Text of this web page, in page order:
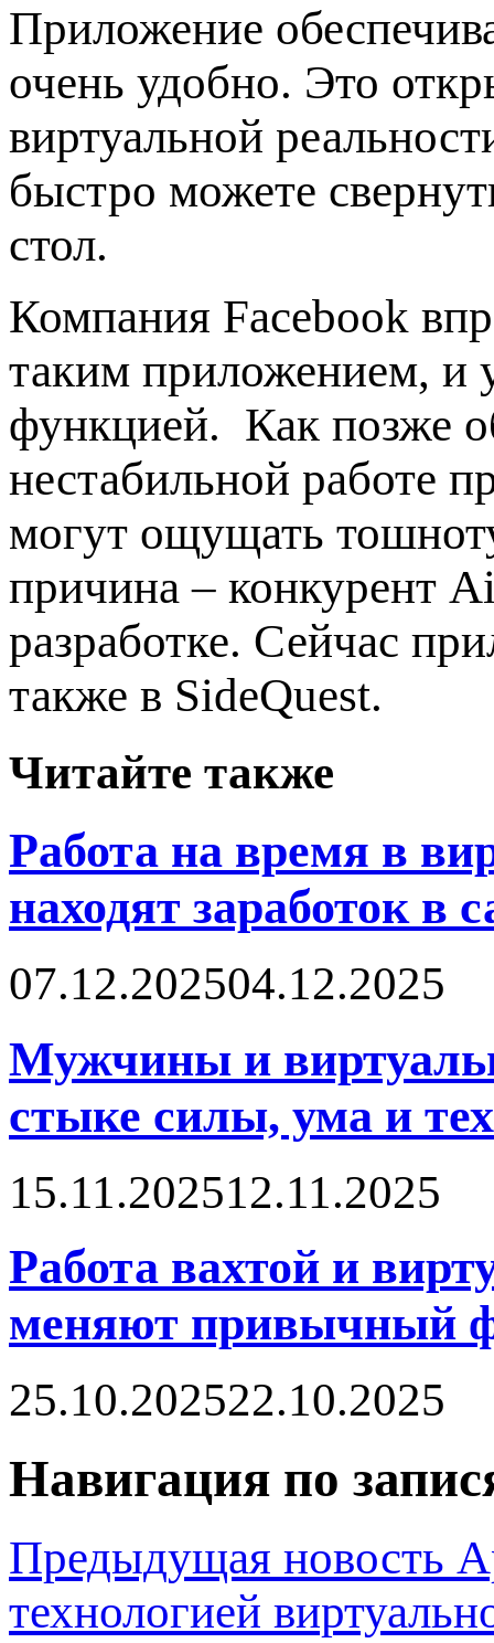
Приложение
очень удобно. Это
виртуальной
быстро можете
стол.
Компания Facebook
таким приложением, и
функцией. Как позже
нестабильной работе
могут ощущать
причина – конкурент
разработке. Сейчас
также в SideQuest.
Читайте также
Работа на время в
находят заработок в
07.12.202504.12.2025
Мужчины и
стыке силы, ума и
15.11.202512.11.2025
Работа вахтой и
меняют привычный
25.10.202522.10.2025
Навигация по
Предыдущая новость
технологией